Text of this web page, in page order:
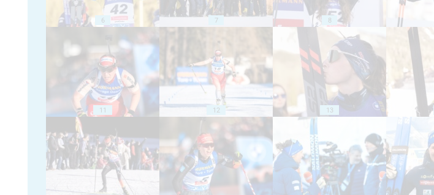
6 7 8
11 12 13